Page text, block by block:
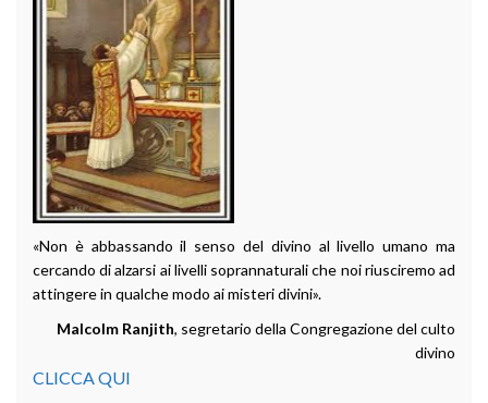
«Non è abbassando il senso del divino al livello umano ma
cercando di alzarsi ai livelli soprannaturali che noi riusciremo ad
attingere in qualche modo ai misteri divini».
Malcolm Ranjith, segretario della Congregazione del culto
divino
CLICCA QUI